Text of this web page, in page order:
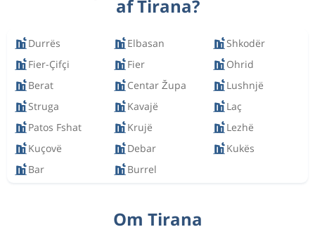
af Tirana?
Durrës Elbasan
Shkodër
Fier-Çifçi
Fier
Ohrid
Berat
Centar Župa
Lushnjë
Struga
Kavajë
Laç
Patos Fshat
Krujë
Lezhë
Kuçovë
Debar
Kukës
Bar
Burrel
Om Tirana